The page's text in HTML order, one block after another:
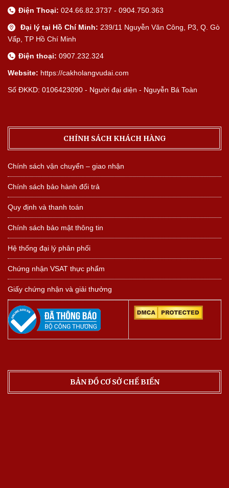
Điện Thoại: 024.66.82.3737 - 0904.750.363
Đại lý tại Hồ Chí Minh: 239/11 Nguyễn Văn Công, P3, Q. Gò
Vấp, TP Hồ Chí Minh
Điện thoại: 0907.232.324
Website: https://cakholangvudai.com
Số ĐKKD: 0106423090 - Người đại diện - Nguyễn Bá Toàn
CHÍNH SÁCH KHÁCH HÀNG
Chính sách vận chuyển – giao nhận
Chính sách bảo hành đổi trả
Quy định và thanh toán
Chính sách bảo mật thông tin
Hệ thống đại lý phân phối
Chứng nhận VSAT thực phẩm
Giấy chứng nhận và giải thưởng
BẢN ĐỒ CƠ SỞ CHẾ BIẾN